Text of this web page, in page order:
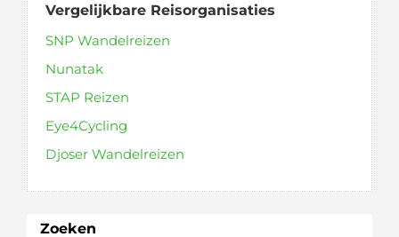
Vergelijkbare Reisorganisaties
SNP Wandelreizen
Nunatak
STAP Reizen
Eye4Cycling
Djoser Wandelreizen
Zoeken